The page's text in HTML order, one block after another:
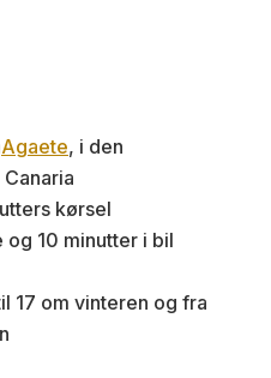
Agaete, i den
kørsel
og 10 minutter i bil
17 om vinteren og fra